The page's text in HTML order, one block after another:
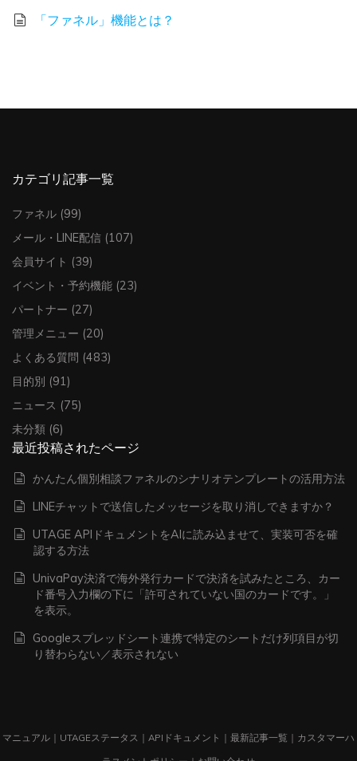
「ファネル」機能とは？
カテゴリ記事一覧
ファネル (99)
メール・LINE配信 (107)
会員サイト (39)
イベント・予約機能 (23)
パートナー (27)
管理メニュー (20)
よくある質問 (483)
目的別 (91)
ニュース (75)
未分類 (6)
最近投稿されたページ
かんたん個別相談ファネルのシナリオテンプレートの活用方法
LINEチャットで送信したメッセージを取り消しできますか？
UTAGE APIドキュメントをAIに読み込ませて、実装可否を確
認する方法
UnivaPay決済で海外発行カードで決済を試みたところ、カー
ド番号入力欄の下に「許可されていない国のカードです。」
を表示。
Googleスプレッドシート連携で特定のシートだけ列項目が切
り替わらない／表示されない
マニュアル ｜ UTAGEステータス ｜ APIドキュメント ｜ 最新記事一覧 ｜ カスタマーハ